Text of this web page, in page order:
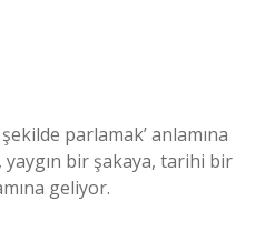
parlamak’ anlamına
bir şakaya, tarihi bir
geliyor.